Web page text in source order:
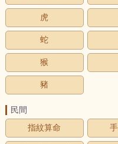
虎
蛇
猴
豬
民間
指紋算命